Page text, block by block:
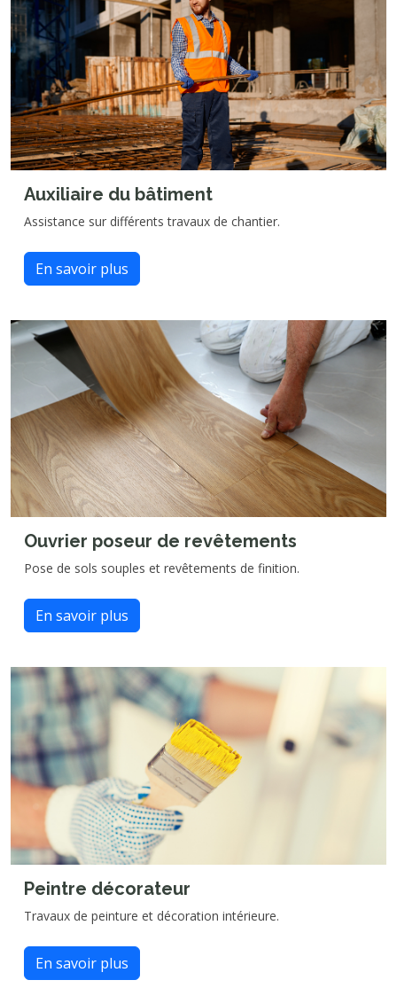
Auxiliaire du bâtiment
Assistance sur différents travaux de chantier.
En savoir plus
Ouvrier poseur de revêtements
Pose de sols souples et revêtements de finition.
En savoir plus
Peintre décorateur
Travaux de peinture et décoration intérieure.
En savoir plus